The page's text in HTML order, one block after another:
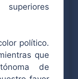
político.
que
de